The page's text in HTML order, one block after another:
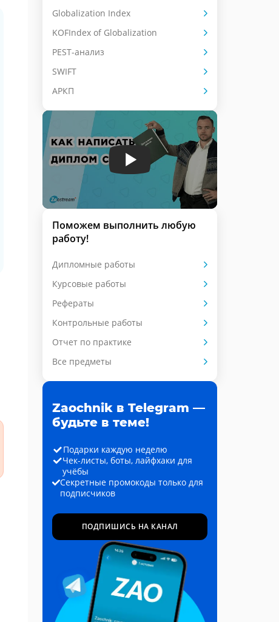
Globalization Index
KOFIndex of Globalization
PEST-анализ
SWIFT
АРКП
Поможем выполнить любую
работу!
Дипломные работы
Курсовые работы
Рефераты
Контрольные работы
Отчет по практике
Все предметы
Zaochnik в Telegram —
будьте в теме!
Подарки каждую неделю
Чек-листы, боты, лайфхаки для
учёбы
Секретные промокоды только для
подписчиков
ПОДПИШИСЬ НА КАНАЛ